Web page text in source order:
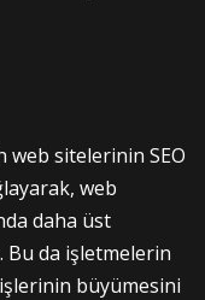
web sitelerinin SEO
web
daha üst
Bu da işletmelerin
büyümesini